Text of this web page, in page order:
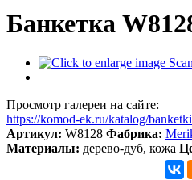
Банкетка
Просмотр галереи на сайте:
https://komod-ek.ru/katalog/
Артикул: W8128 Фабрика:
Материалы: дерево-дуб, кожа